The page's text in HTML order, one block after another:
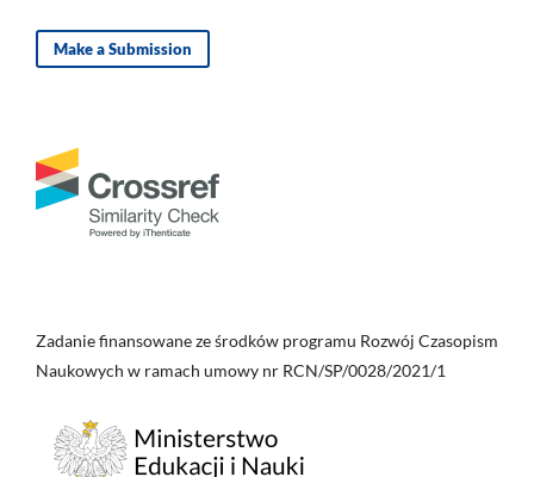
Make a Submission
Zadanie finansowane ze środków programu Rozwój Czasopism
Naukowych w ramach umowy nr RCN/SP/0028/2021/1